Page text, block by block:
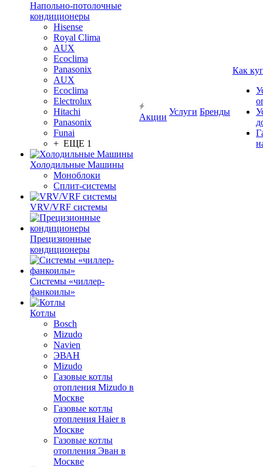
Напольно-потолочные
кондиционеры
Hisense
Royal Clima
AUX
Ecoclima
Panasonix
AUX
Ecoclima
Electrolux
Hitachi
Panasonix
Funai
+ ЕЩЕ 1
Холодильные Машины
Моноблоки
Сплит-системы
VRV/VRF системы
Прецизионные
кондиционеры
Системы «чиллер-
фанкоилы»
Котлы
Bosch
Mizudo
Navien
ЭВАН
Mizudo
Газовые котлы
отопления Mizudo в
Москве
Газовые котлы
отопления Haier в
Москве
Газовые котлы
отопления Эван в
Москве
Акции
Услуги Бренды
Как